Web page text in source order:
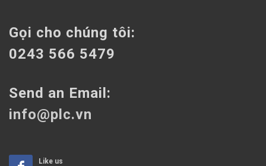
Gọi cho chúng tôi:
0243 566 5479
Send an Email:
info@plc.vn
Like us